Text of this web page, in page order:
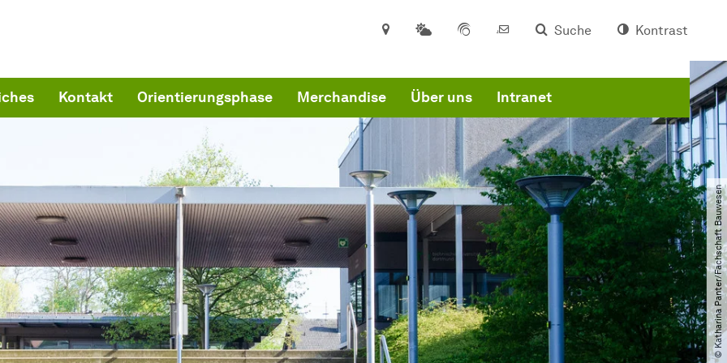
Suche Kontrast
Kontakt Orientierungsphase Merchandise Über uns Intranet
© Katharina Panter​/​Fachschaft Bauwesen